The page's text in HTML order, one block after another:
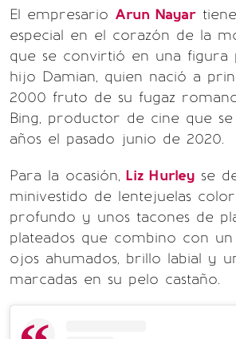
El empresario Arun Nayar
especial en el corazón de la
que se convirtió en una figura
hijo Damian, quien nació a
2000 fruto de su fugaz
Bing, productor de cine que
años el pasado junio de 2020.
Para la ocasión, Liz Hurley se
minivestido de lentejuelas
profundo y unos tacones de
plateados que combino con
ojos ahumados, brillo labial y
marcadas en su pelo castaño.